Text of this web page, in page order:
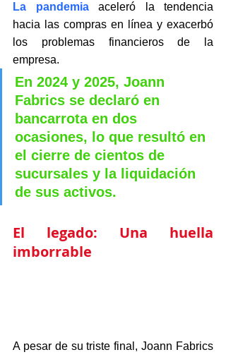
La pandemia aceleró la tendencia
hacia las compras en línea y exacerbó
los problemas financieros de la
empresa.
En 2024 y 2025, Joann
Fabrics se declaró en
bancarrota en dos
ocasiones, lo que resultó en
el cierre de cientos de
sucursales y la liquidación
de sus activos.
El legado: Una huella
imborrable
A pesar de su triste final, Joann Fabrics